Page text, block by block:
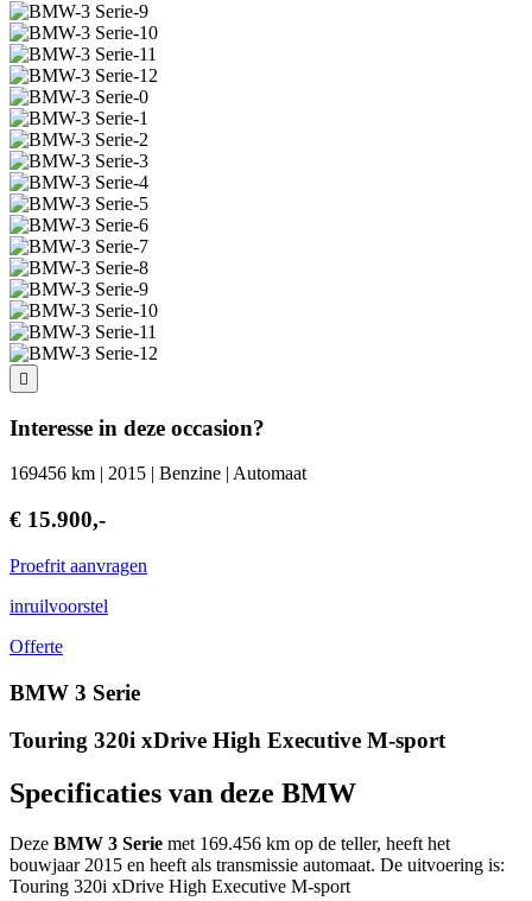
Interesse in deze occasion?
169456 km | 2015 | Benzine | Automaat
€ 15.900,-
Proefrit aanvragen
inruilvoorstel
Offerte
BMW 3 Serie
Touring 320i xDrive High Executive M-sport
Specificaties van deze BMW
Deze BMW 3 Serie met 169.456 km op de teller, heeft het
bouwjaar 2015 en heeft als transmissie automaat. De uitvoering is:
Touring 320i xDrive High Executive M-sport